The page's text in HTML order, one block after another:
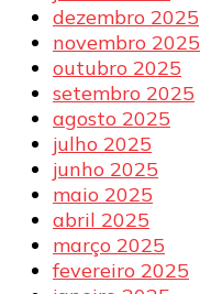
dezembro 2025
novembro 2025
outubro 2025
setembro 2025
agosto 2025
julho 2025
junho 2025
maio 2025
abril 2025
março 2025
fevereiro 2025